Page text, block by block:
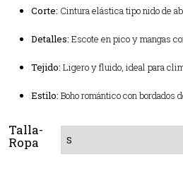
Corte: Cintura elástica tipo nido de
Detalles: Escote en pico y mangas
Tejido: Ligero y fluido, ideal para
Estilo: Boho romántico con bordados
Talla-
Ropa